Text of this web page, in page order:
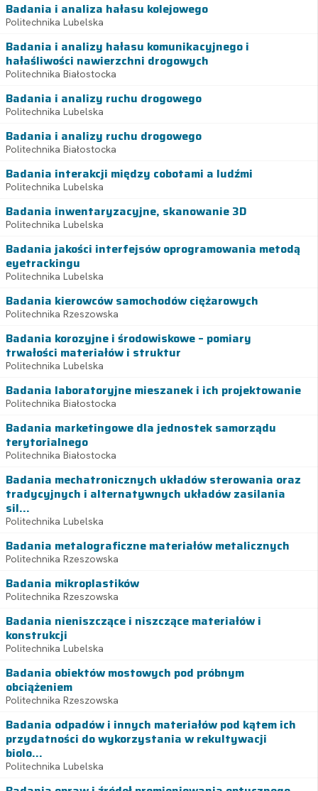
Badania i analiza hałasu kolejowego
Politechnika Lubelska
Badania i analizy hałasu komunikacyjnego i
hałaśliwości nawierzchni drogowych
Politechnika Białostocka
Badania i analizy ruchu drogowego
Politechnika Lubelska
Badania i analizy ruchu drogowego
Politechnika Białostocka
Badania interakcji między cobotami a ludźmi
Politechnika Lubelska
Badania inwentaryzacyjne, skanowanie 3D
Politechnika Lubelska
Badania jakości interfejsów oprogramowania metodą
eyetrackingu
Politechnika Lubelska
Badania kierowców samochodów ciężarowych
Politechnika Rzeszowska
Badania korozyjne i środowiskowe – pomiary
trwałości materiałów i struktur
Politechnika Lubelska
Badania laboratoryjne mieszanek i ich projektowanie
Politechnika Białostocka
Badania marketingowe dla jednostek samorządu
terytorialnego
Politechnika Białostocka
Badania mechatronicznych układów sterowania oraz
tradycyjnych i alternatywnych układów zasilania
sil...
Politechnika Lubelska
Badania metalograficzne materiałów metalicznych
Politechnika Rzeszowska
Badania mikroplastików
Politechnika Rzeszowska
Badania nieniszczące i niszczące materiałów i
konstrukcji
Politechnika Lubelska
Badania obiektów mostowych pod próbnym
obciążeniem
Politechnika Rzeszowska
Badania odpadów i innych materiałów pod kątem ich
przydatności do wykorzystania w rekultywacji
biolo...
Politechnika Lubelska